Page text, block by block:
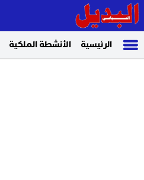
الرئيسية الأنشطة الملكية